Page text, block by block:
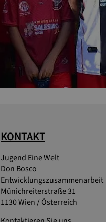
KONTAKT
Jugend Eine Welt
Don Bosco
Entwicklungszusammenarbeit
Münichreiterstraße 31
1130 Wien / Österreich